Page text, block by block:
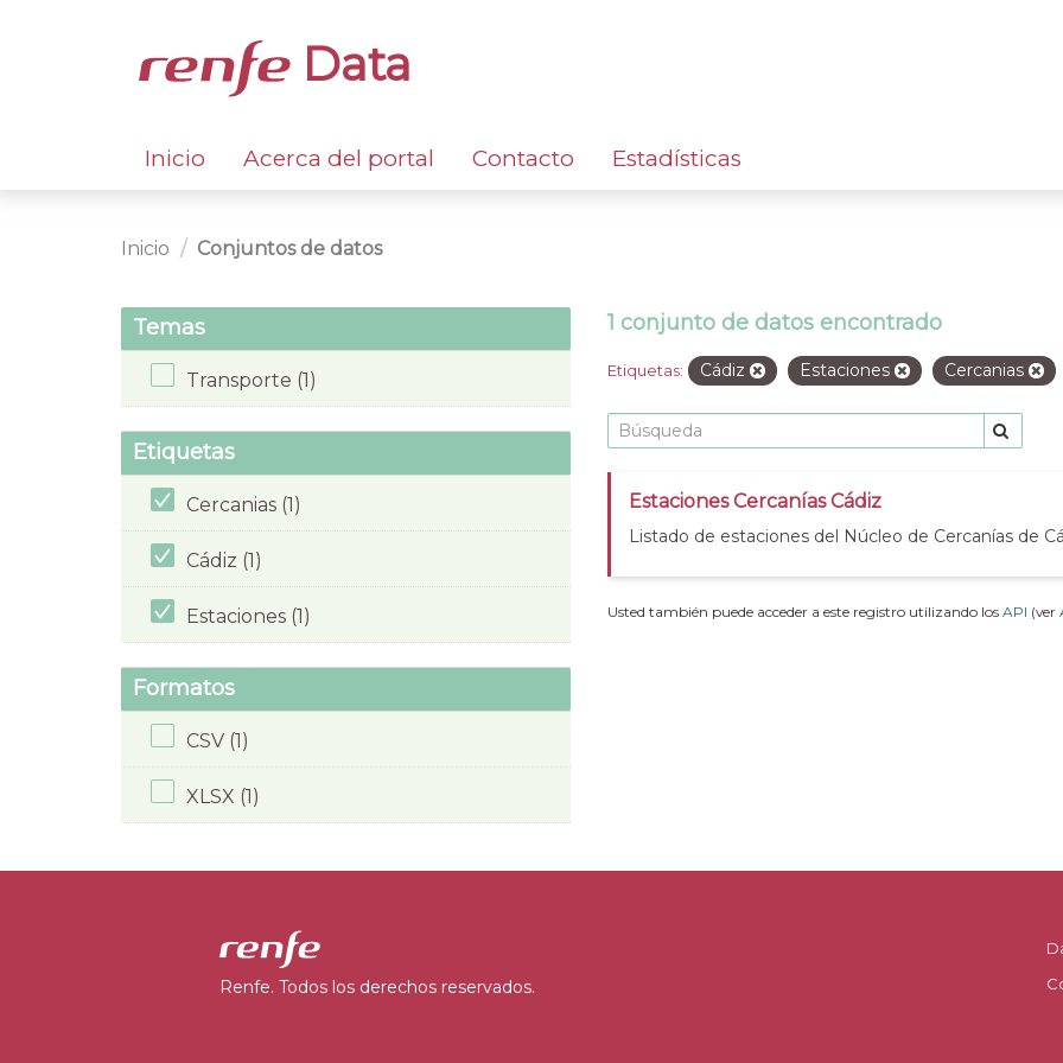
Data
Inicio Acerca del portal Contacto Estadísticas
Inicio Conjuntos de datos
Temas
Transporte (1)
Etiquetas
Cercanias (1)
Cádiz (1)
Estaciones (1)
Formatos
CSV (1)
XLSX (1)
1 conjunto de datos encontrado
Etiquetas: Cádiz Estaciones Cercanias
Estaciones Cercanías Cádiz
Listado de estaciones del Núcleo de Cercanías de
Usted también puede acceder a este registro utilizando los API (ver
Renfe. Todos los derechos reservados.